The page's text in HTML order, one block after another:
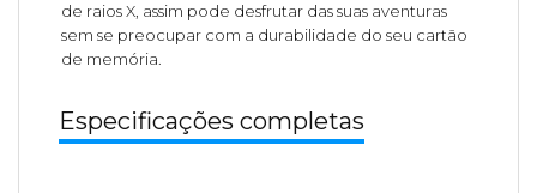
de raios X, assim pode desfrutar das suas aventuras
sem se preocupar com a durabilidade do seu cartão
de memória.
Especificações completas